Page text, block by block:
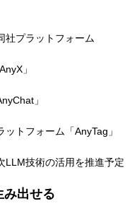
プラットフォーム
」
」
トフォーム「AnyTag」
技術の活用を推進予定
み出せる